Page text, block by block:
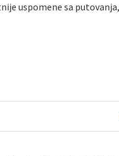
uspomene sa